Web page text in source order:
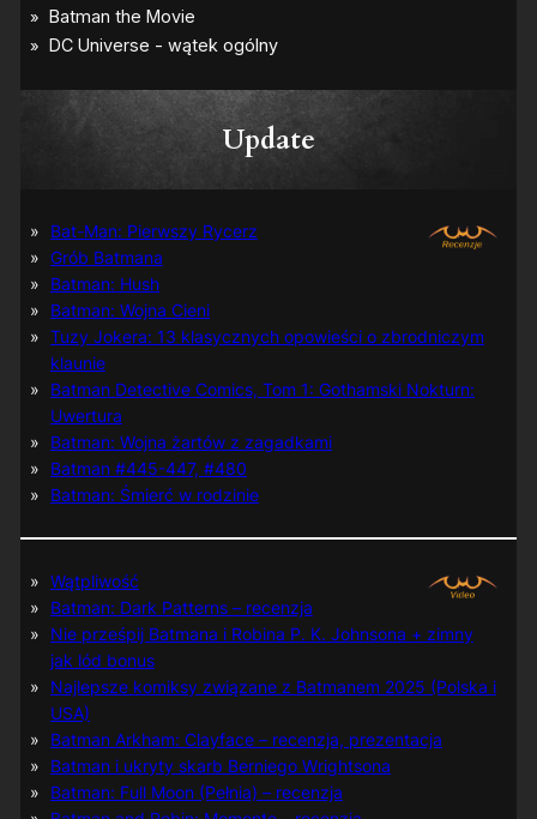
Update
Bat-Man: Pierwszy Rycerz
Grób Batmana
Batman: Hush
Batman: Wojna Cieni
Tuzy Jokera: 13 klasycznych opowieści o zbrodniczym
klaunie
Batman Detective Comics, Tom 1: Gothamski Nokturn:
Uwertura
Batman: Wojna żartów z zagadkami
Batman #445-447, #480
Batman: Śmierć w rodzinie
Wątpliwość
Batman: Dark Patterns – recenzja
Nie prześpij Batmana i Robina P. K. Johnsona + zimny
jak lód bonus
Najlepsze komiksy związane z Batmanem 2025 (Polska i
USA)
Batman Arkham: Clayface – recenzja, prezentacja
Batman i ukryty skarb Berniego Wrightsona
Batman: Full Moon (Pełnia) – recenzja